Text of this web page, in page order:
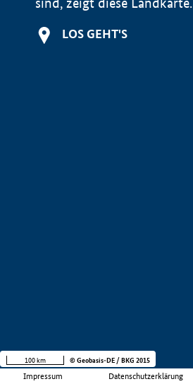
LOS GEHT'S
Impressum Datenschutzerklärung
100 km © Geobasis-DE / BKG 2015